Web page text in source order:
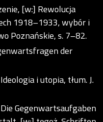
[w:] Rewolucja
1918–1933, wybór i
Poznańskie, s. 7–82.
der
i utopia, tłum. J.
Gegenwartsaufgaben